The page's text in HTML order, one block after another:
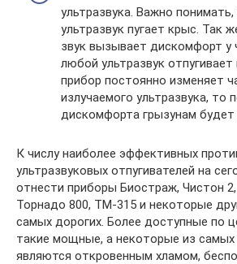
ультразвука. Важно
ультразвук пугает крыс. Так
звук вызывает дискомфорт у
любой ультразвук
прибор постоянно изменяет
излучаемого ультразвука, то
дискомфорта грызунам будет
К числу наиболее эффективных
ультразвуковых отпугивателей на
отнести приборы Биостраж, Чистон
Торнадо 800, ТМ-315 и некоторые
самых дорогих. Более доступные по
такие мощные, а некоторые из
являются откровенным хламом,